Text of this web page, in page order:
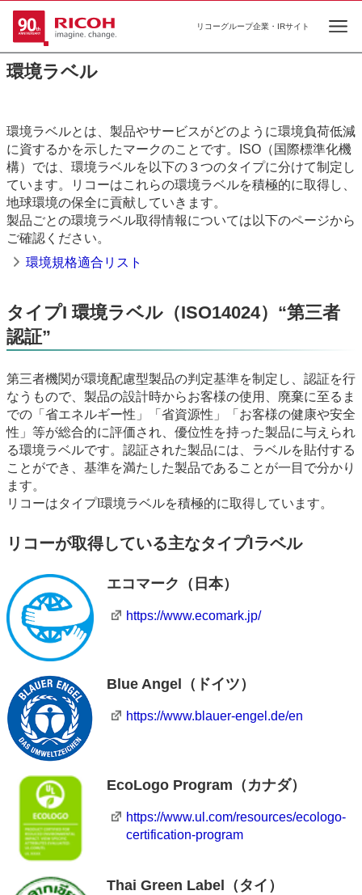
リコーグループ企業・IRサイト
環境ラベル
環境ラベルとは、製品やサービスがどのように環境負荷低減
に資するかを示したマークのことです。ISO（国際標準化機
構）では、環境ラベルを以下の３つのタイプに分けて制定し
ています。リコーはこれらの環境ラベルを積極的に取得し、
地球環境の保全に貢献していきます。
製品ごとの環境ラベル取得情報については以下のページから
ご確認ください。
環境規格適合リスト
タイプI 環境ラベル（ISO14024）“第三者
認証”
第三者機関が環境配慮型製品の判定基準を制定し、認証を行
なうもので、製品の設計時からお客様の使用、廃棄に至るま
での「省エネルギー性」「省資源性」「お客様の健康や安全
性」等が総合的に評価され、優位性を持った製品に与えられ
る環境ラベルです。認証された製品には、ラベルを貼付する
ことができ、基準を満たした製品であることが一目で分かり
ます。
リコーはタイプI環境ラベルを積極的に取得しています。
リコーが取得している主なタイプIラベル
エコマーク（日本）
https://www.ecomark.jp/
Blue Angel（ドイツ）
https://www.blauer-engel.de/en
EcoLogo Program（カナダ）
https://www.ul.com/resources/ecologo-
certification-program
Thai Green Label（タイ）